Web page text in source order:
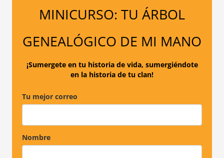
MINICURSO: TU ÁRBOL
GENEALÓGICO DE MI MANO
¡Sumergete en tu historia de vida, sumergiéndote
en la historia de tu clan!
Tu mejor correo
Nombre